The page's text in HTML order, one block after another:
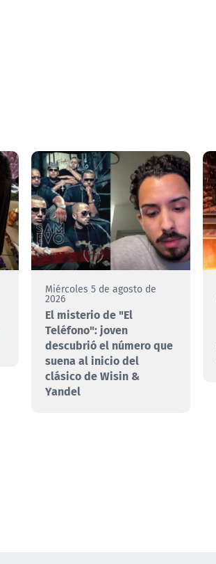
Miércoles 5 de agosto de
2026
El misterio de "El
Teléfono": joven
descubrió el número que
suena al inicio del
clásico de Wisin &
Yandel